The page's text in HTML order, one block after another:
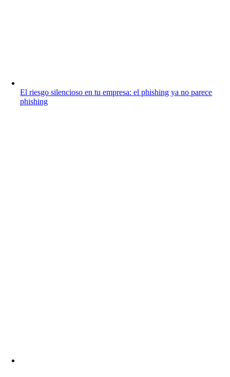
El riesgo silencioso en tu empresa: el phishing ya no parece
phishing